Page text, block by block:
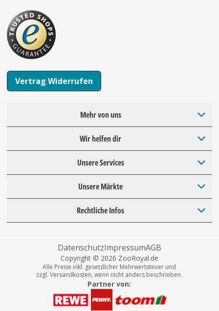
Vertrag Widerrufen
Mehr von uns
Wir helfen dir
Unsere Services
Unsere Märkte
Rechtliche Infos
DatenschutzImpressumAGB
Copyright © 2026 ZooRoyal.de
Alle Preise inkl. gesetzlicher Mehrwertsteuer und
zzgl. Versandkosten, wenn nicht anders beschrieben.
Partner von: